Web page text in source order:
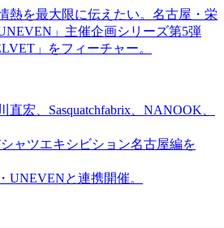
熱を最大限に伝えたい。名古屋・栄
」主催企画シリーズ第5弾
」をフィーチャー。
宏、Sasquatchfabrix、NANOOK、
ャツエキシビション名古屋編を
UNEVENと連携開催。